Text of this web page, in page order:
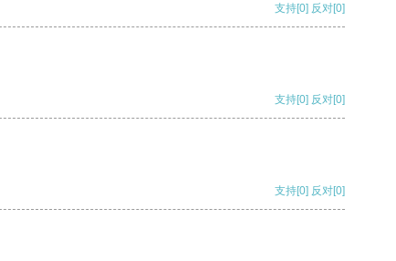
支持[0] 反对[0]
支持[0] 反对[0]
支持[0] 反对[0]